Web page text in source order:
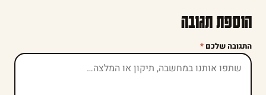
הוספת תגובה
התגובה שלכם *